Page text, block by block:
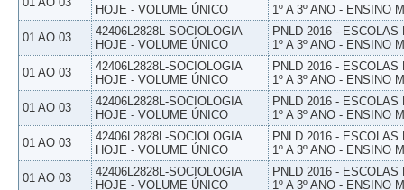
HOJE - VOLUME ÚNICO
1º A 3º ANO - ENSINO
01 AO 03
42406L2828L-SOCIOLOGIA
HOJE - VOLUME ÚNICO
PNLD 2016 -
1º A 3º ANO - ENSINO
01 AO 03
42406L2828L-SOCIOLOGIA
HOJE - VOLUME ÚNICO
PNLD 2016 -
1º A 3º ANO - ENSINO
01 AO 03
42406L2828L-SOCIOLOGIA
HOJE - VOLUME ÚNICO
PNLD 2016 -
1º A 3º ANO - ENSINO
01 AO 03
42406L2828L-SOCIOLOGIA
HOJE - VOLUME ÚNICO
PNLD 2016 -
1º A 3º ANO - ENSINO
01 AO 03
42406L2828L-SOCIOLOGIA
HOJE - VOLUME ÚNICO
PNLD 2016 -
1º A 3º ANO - ENSINO